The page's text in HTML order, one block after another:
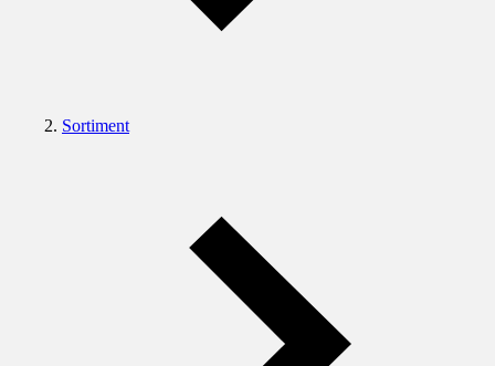
Sortiment